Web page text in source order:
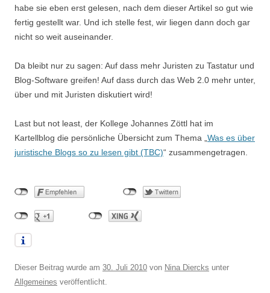
habe sie eben erst gelesen, nach dem dieser Artikel so gut wie
fertig gestellt war. Und ich stelle fest, wir liegen dann doch gar
nicht so weit auseinander.
Da bleibt nur zu sagen: Auf dass mehr Juristen zu Tastatur und
Blog-Software greifen! Auf dass durch das Web 2.0 mehr unter,
über und mit Juristen diskutiert wird!
Last but not least, der Kollege Johannes Zöttl hat im
Kartellblog die persönliche Übersicht zum Thema „ Was es über
juristische Blogs so zu lesen gibt (TBC)“ zusammengetragen.
Dieser Beitrag wurde am 30. Juli 2010 von Nina Diercks unter
Allgemeines veröffentlicht.